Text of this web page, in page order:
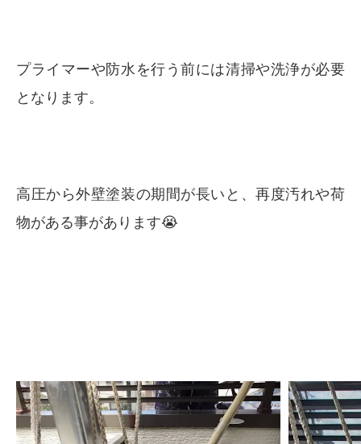
プライマーや防水を行う前には清掃や洗浄が必要
となります。
高圧から外壁塗装の期間が長いと、再度汚れや荷
物がある事があります😭